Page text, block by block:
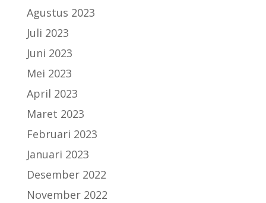
Agustus 2023
Juli 2023
Juni 2023
Mei 2023
April 2023
Maret 2023
Februari 2023
Januari 2023
Desember 2022
November 2022